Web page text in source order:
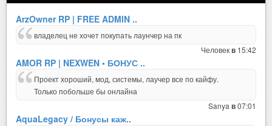
ArzOwner RP | FREE ADMIN ..
владелец не хочет покупать лаунчер на пк
Человекв 15:42
AMOR RP | NEXWEN • БОНУС ..
Проект хороший, мод, системы, лаучер все по кайфу.
Только побольше бы онлайна
Sanya в07:01
AquaLegacy / Бонусы каж..